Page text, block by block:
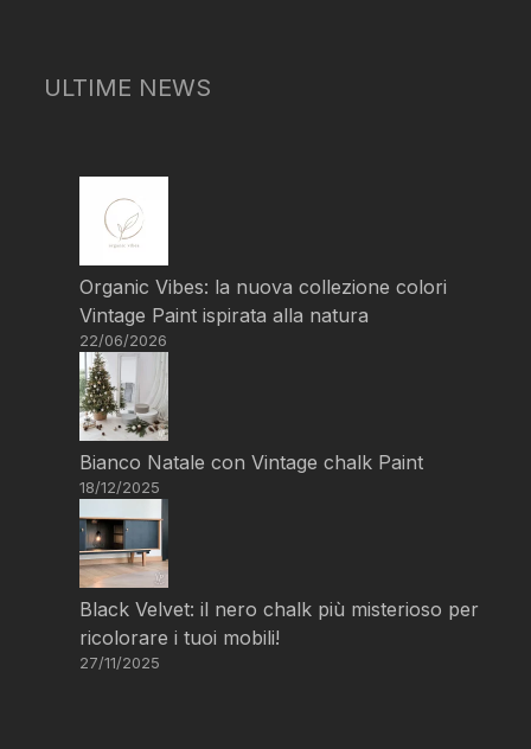
ULTIME NEWS
Organic Vibes: la nuova collezione colori
Vintage Paint ispirata alla natura
22/06/2026
Bianco Natale con Vintage chalk Paint
18/12/2025
Black Velvet: il nero chalk più misterioso per
ricolorare i tuoi mobili!
27/11/2025